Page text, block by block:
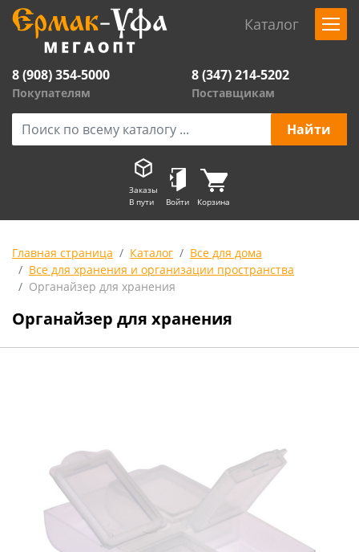
Каталог
8 (908) 354-5000
Покупателям
8 (347) 214-5202
Поставщикам
Заказы
В пути
Войти Корзина
Главная страница Каталог
Все для дома
Все для хранения и организации пространства
Органайзер для хранения
Органайзер для хранения